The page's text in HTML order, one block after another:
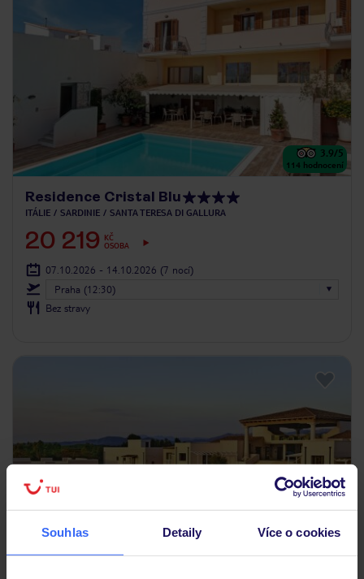
Souhlas Detaily Více o cookies
3.9/5
114 hodnocení
Residence Cristal Blu
ITÁLIE SARDINIE SANTA TERESA DI GALLURA
20 219
KČ
OSOBA
07.10.2026 - 14.10.2026 (7 nocí)
Praha (12:30)
Bez stravy